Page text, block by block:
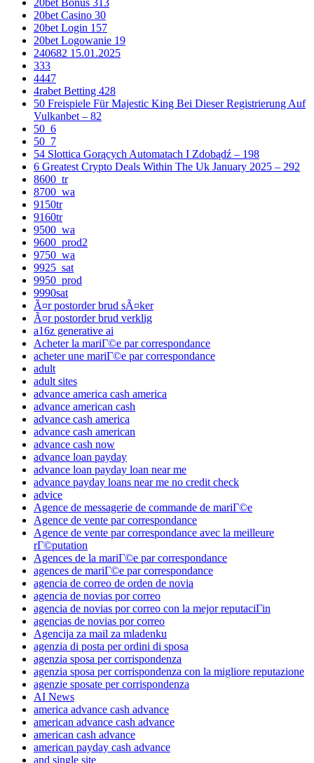
20bet Casino 30
20bet Login 157
20bet Logowanie 19
240682 15.01.2025
333
4447
4rabet Betting 428
50 Freispiele Für Majestic King Bei Dieser Registrierung Auf
Vulkanbet – 82
50_6
50_7
54 Slottica Gorących Automatach I Zdobądź – 198
6 Greatest Crypto Deals Within The Uk January 2025 – 292
8600_tr
8700_wa
9150tr
9160tr
9500_wa
9600_prod2
9750_wa
9925_sat
9950_prod
9990sat
Ã¤r postorder brud sÃ¤ker
Ã¤r postorder brud verklig
a16z generative ai
Acheter la mariГ©e par correspondance
acheter une mariГ©e par correspondance
adult
adult sites
advance america cash america
advance american cash
advance cash america
advance cash american
advance cash now
advance loan payday
advance loan payday loan near me
advance payday loans near me no credit check
advice
Agence de messagerie de commande de mariГ©e
Agence de vente par correspondance
Agence de vente par correspondance avec la meilleure
rГ©putation
Agences de la mariГ©e par correspondance
agences de mariГ©e par correspondance
agencia de correo de orden de novia
agencia de novias por correo
agencia de novias por correo con la mejor reputaciГіn
agencias de novias por correo
Agencija za mail za mladenku
agenzia di posta per ordini di sposa
agenzia sposa per corrispondenza
agenzia sposa per corrispondenza con la migliore reputazione
agenzie sposate per corrispondenza
AI News
america advance cash advance
american advance cash advance
american cash advance
american payday cash advance
and single site